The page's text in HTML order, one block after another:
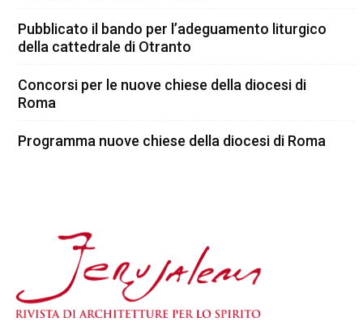
Pubblicato il bando per l’adeguamento liturgico
della cattedrale di Otranto
Concorsi per le nuove chiese della diocesi di
Roma
Programma nuove chiese della diocesi di Roma